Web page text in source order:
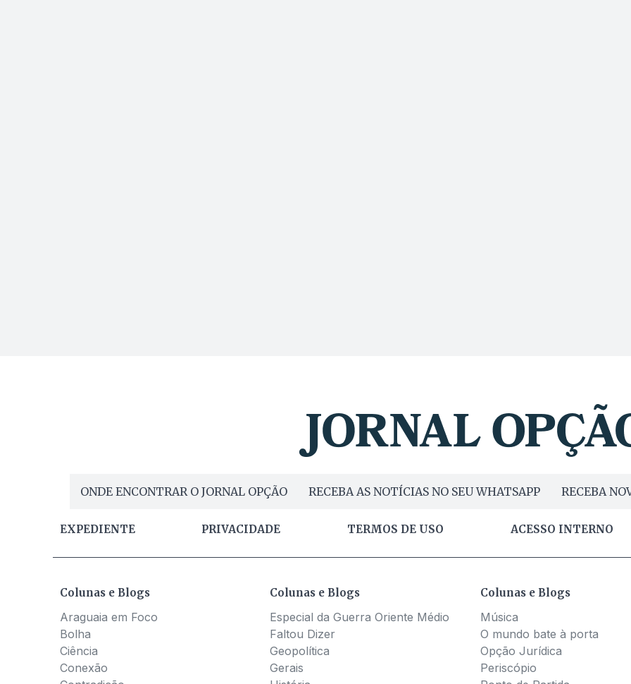
ONDE ENCONTRAR O JORNAL OPÇÃO RECEBA AS NOTÍCIAS NO SEU WHATSAPP RECEBA
EXPEDIENTE PRIVACIDADE TERMOS DE USO ACESSO INTERNO
Colunas e Blogs
Araguaia em Foco
Bolha
Ciência
Conexão
Colunas e Blogs
Especial da Guerra Oriente Médio
Faltou Dizer
Geopolítica
Gerais
Colunas e Blogs
Música
O mundo bate à porta
Opção Jurídica
Periscópio